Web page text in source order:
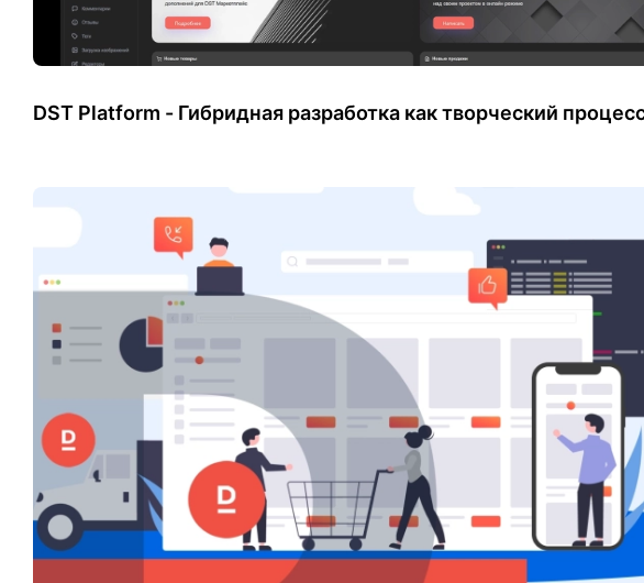
DST Platform - Гибридная разработка как творческий